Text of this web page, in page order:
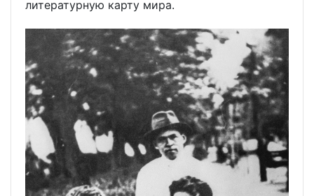
литературную карту мира.